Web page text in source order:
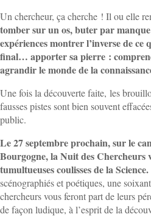
Un chercheur, ça cherche ! Il ou elle
tomber sur un os, buter par manque
expériences montrer l’inverse de ce
final… apporter sa pierre :
agrandir le monde de la
Une fois la découverte faite, les
fausses pistes sont bien souvent
public.
Le 27 septembre prochain, sur le
Bourgogne, la Nuit des Chercheurs
tumultueuses coulisses de la Science.
scénographiés et poétiques, une
chercheurs vous feront part de leurs
de façon ludique, à l’esprit de la